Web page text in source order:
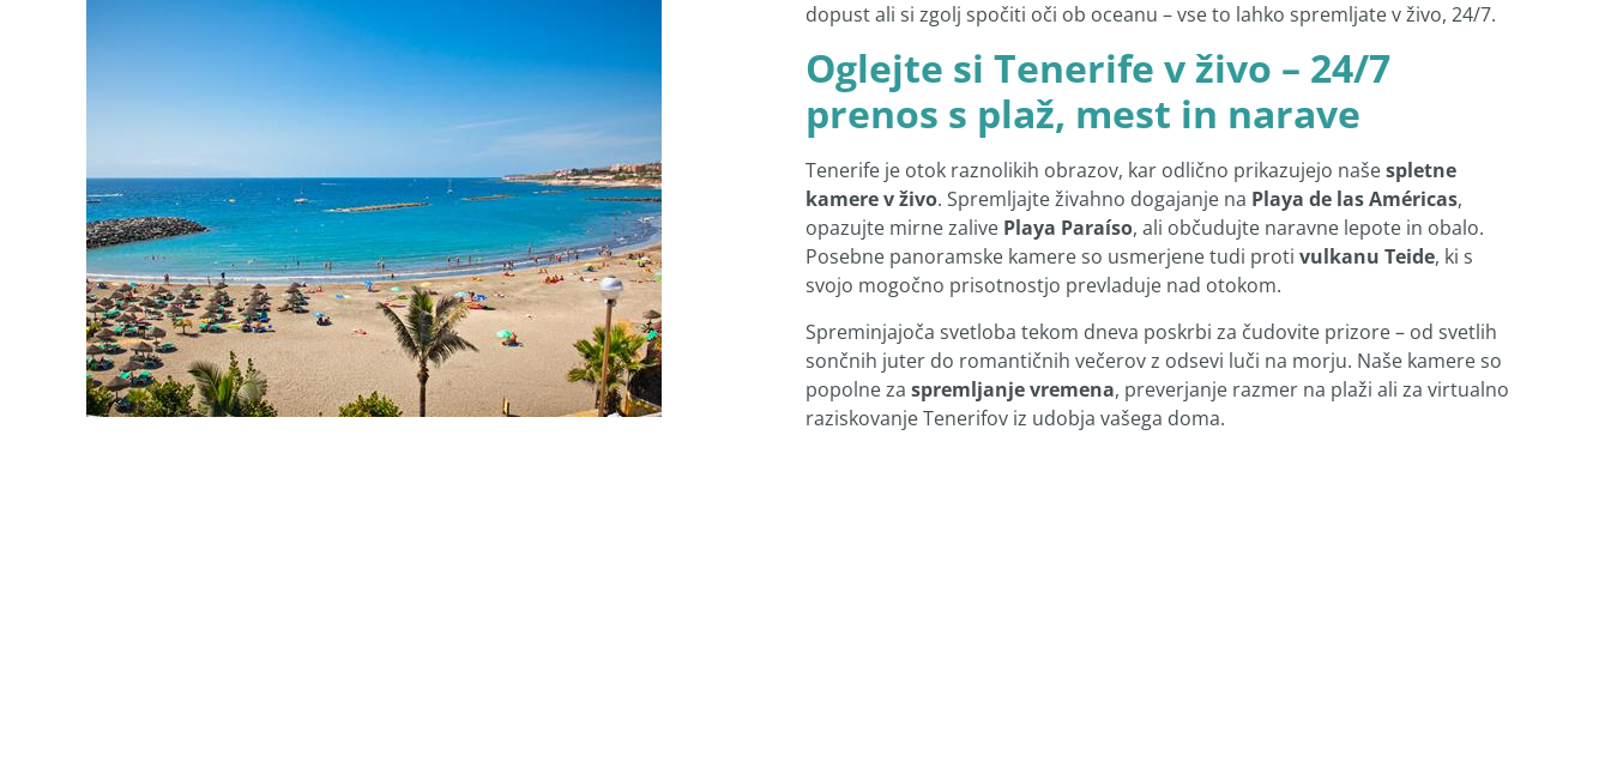
dopust ali si zgolj spočiti oči ob oceanu – vse to lahko spremljate v živo, 24/7.
Oglejte si Tenerife v živo – 24/7
prenos s plaž, mest in narave
Tenerife je otok raznolikih obrazov, kar odlično prikazujejo našespletne
kamere v živo. Spremljajte živahno dogajanje na Playa de las Américas,
opazujte mirne zalive Playa Paraíso, ali občudujte naravne lepote in obalo.
Posebne panoramske kamere so usmerjene tudi proti vulkanu Teide, ki s
svojo mogočno prisotnostjo prevladuje nad otokom.
Spreminjajoča svetloba tekom dneva poskrbi za čudovite prizore – od svetlih
sončnih juter do romantičnih večerov z odsevi luči na morju. Naše kamere so
popolne za spremljanje vremena, preverjanje razmer na plaži ali za virtualno
raziskovanje Tenerifov iz udobja vašega doma.